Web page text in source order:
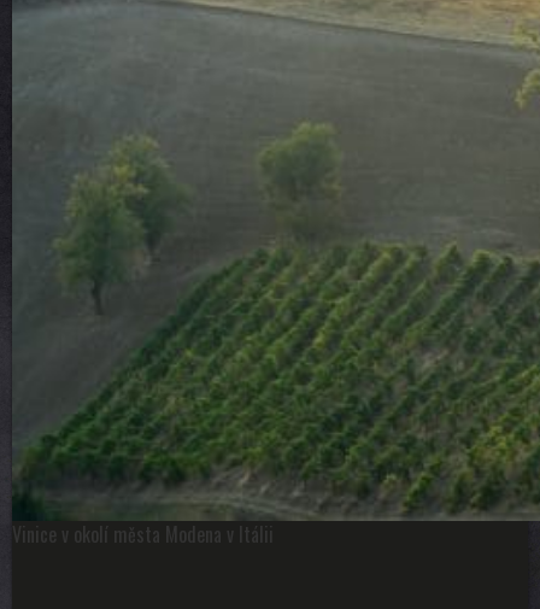
Vinice v okolí města Modena v Itálii